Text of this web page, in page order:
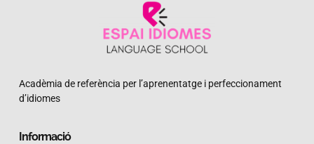
Acadèmia de referència per l’aprenentatge i perfeccionament
d’idiomes
Informació